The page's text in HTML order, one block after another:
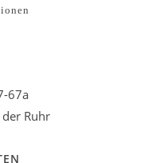
67a
Ruhr